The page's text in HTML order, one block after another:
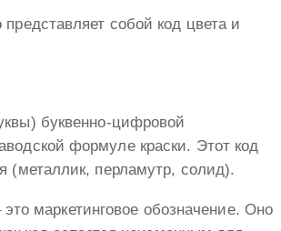
собой код цвета и
буквенно-цифровой
формуле краски. Этот код
(металлик, перламутр, солид).
маркетинговое обозначение. Оно